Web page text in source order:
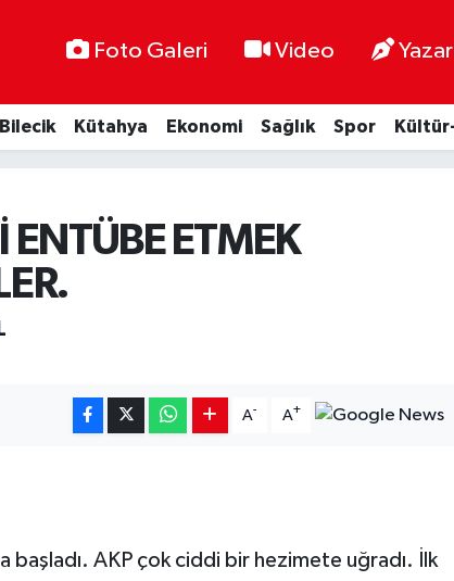
Foto Galeri Video
Bilecik Kütahya Ekonomi Sağlık Spor
ENTÜBE ETMEK
A- A+
başladı. AKP çok ciddi bir hezimete uğradı. İlk